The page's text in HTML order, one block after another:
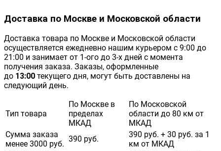
Доставка по Москве и Московской области
Доставка товара по Москве и Московской области
осуществляется ежедневно нашим курьером с 9:00 до
21:00 и занимает от 1-ого до 3-х дней с момента
получения заказа. Заказы, оформленные
до 13:00 текущего дня, могут быть доставлены на
следующий день.
Тип товара
По Москве в
пределах
МКАД
По Московской
области до 80 км от
МКАД
Сумма заказа
менее 3000 руб.
390 руб.
390 руб. + 30 руб. за 1
км от МКАД